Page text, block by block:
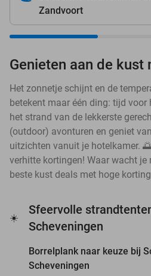
Zandvoort
Genieten aan de kust
Het zonnetje schijnt en de
betekent maar één ding: tijd
het strand van de lekkerste
(outdoor) avonturen en geniet
uitzichten vanuit je hotelkamer.
verhitte kortingen! Waar wacht je
beste kust deals met hoge
☀️
Sfeervolle
Scheveningen
Borrelplank naar keuze bij
Scheveningen